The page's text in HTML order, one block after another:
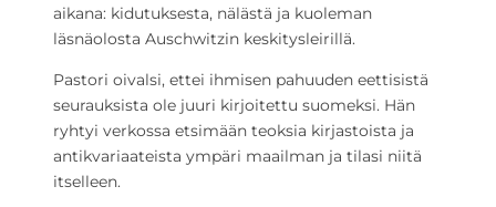
aikana: kidutuksesta, nälästä ja kuoleman
läsnäolosta Auschwitzin keskitysleirillä.
Pastori oivalsi, ettei ihmisen pahuuden eettisistä
seurauksista ole juuri kirjoitettu suomeksi. Hän
ryhtyi verkossa etsimään teoksia kirjastoista ja
antikvariaateista ympäri maailman ja tilasi niitä
itselleen.